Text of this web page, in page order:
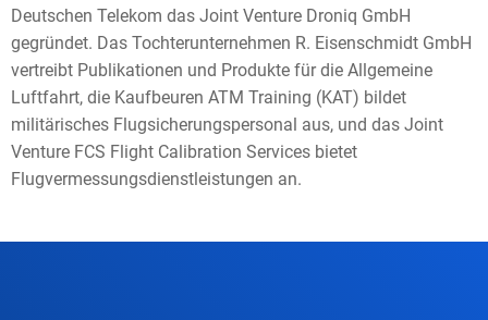
Deutschen Telekom das Joint Venture Droniq GmbH
gegründet. Das Tochterunternehmen R. Eisenschmidt GmbH
vertreibt Publikationen und Produkte für die Allgemeine
Luftfahrt, die Kaufbeuren ATM Training (KAT) bildet
militärisches Flugsicherungspersonal aus, und das Joint
Venture FCS Flight Calibration Services bietet
Flugvermessungsdienstleistungen an.